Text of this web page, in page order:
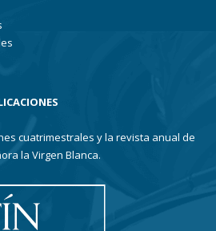
cuatrimestrales y la revista anual de
la Virgen Blanca.